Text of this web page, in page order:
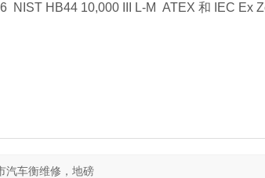
NIST HB44 10,000 III L-M ATEX 和 IEC Ex